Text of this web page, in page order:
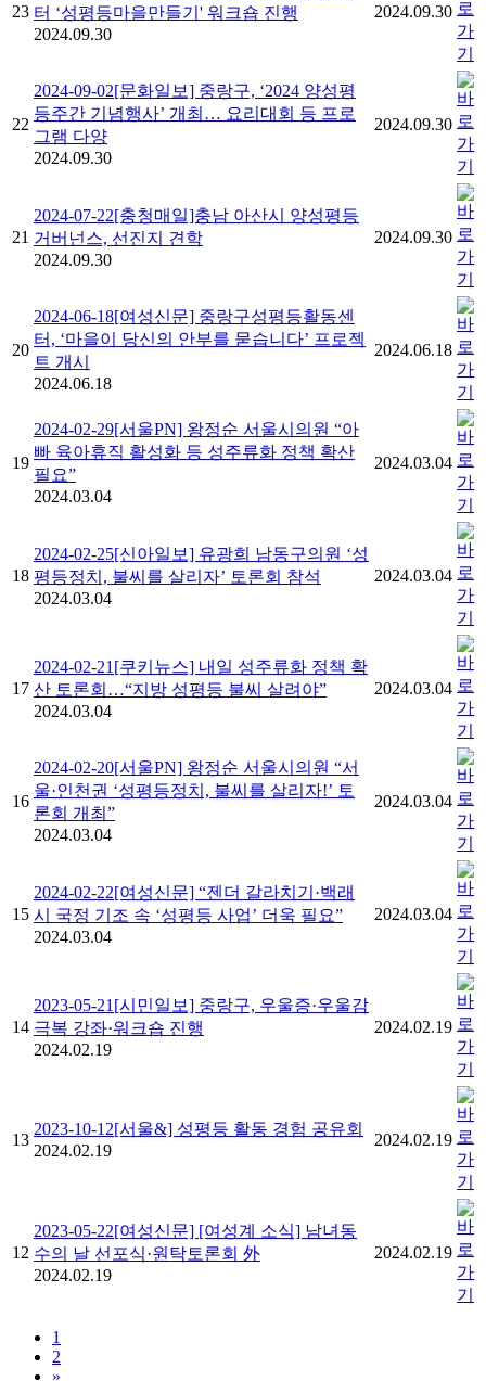
23 터 ‘성평등마을만들기' 워크숍 진행
2024.09.30
2024.09.30
22
2024-09-02[문화일보] 중랑구, ‘2024 양성평
등주간 기념행사’ 개최… 요리대회 등 프로
그램 다양
2024.09.30
2024.09.30
21
2024-07-22[충청매일]충남 아산시 양성평등
거버넌스, 선진지 견학
2024.09.30
2024.09.30
20
2024-06-18[여성신문] 중랑구성평등활동센
터, ‘마을이 당신의 안부를 묻습니다’ 프로젝
트 개시
2024.06.18
2024.06.18
19
2024-02-29[서울PN] 왕정순 서울시의원 “아
빠 육아휴직 활성화 등 성주류화 정책 확산
필요”
2024.03.04
2024.03.04
18
2024-02-25[신아일보] 유광희 남동구의원 ‘성
평등정치, 불씨를 살리자’ 토론회 참석
2024.03.04
2024.03.04
17
2024-02-21[쿠키뉴스] 내일 성주류화 정책 확
산 토론회…“지방 성평등 불씨 살려야”
2024.03.04
2024.03.04
16
2024-02-20[서울PN] 왕정순 서울시의원 “서
울·인천권 ‘성평등정치, 불씨를 살리자!’ 토
론회 개최”
2024.03.04
2024.03.04
15
2024-02-22[여성신문] “젠더 갈라치기·백래
시 국정 기조 속 ‘성평등 사업’ 더욱 필요”
2024.03.04
2024.03.04
14
2023-05-21[시민일보] 중랑구, 우울증·우울감
극복 강좌·워크숍 진행
2024.02.19
2024.02.19
13
2023-10-12[서울&] 성평등 활동 경험 공유회
2024.02.19
2024.02.19
12
2023-05-22[여성신문] [여성계 소식] 남녀동
수의 날 선포식·원탁토론회 外
2024.02.19
2024.02.19
1
2
»